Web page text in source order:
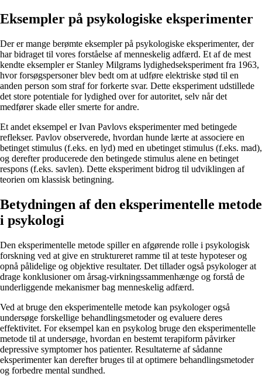
Eksempler på psykologiske eksperimenter
Der er mange berømte eksempler på psykologiske eksperimenter, der
har bidraget til vores forståelse af menneskelig adfærd. Et af de mest
kendte eksempler er Stanley Milgrams lydighedseksperiment fra 1963,
hvor forsøgspersoner blev bedt om at udføre elektriske stød til en
anden person som straf for forkerte svar. Dette eksperiment udstillede
det store potentiale for lydighed over for autoritet, selv når det
medfører skade eller smerte for andre.
Et andet eksempel er Ivan Pavlovs eksperimenter med betingede
reflekser. Pavlov observerede, hvordan hunde lærte at associere en
betinget stimulus (f.eks. en lyd) med en ubetinget stimulus (f.eks. mad),
og derefter producerede den betingede stimulus alene en betinget
respons (f.eks. savlen). Dette eksperiment bidrog til udviklingen af
teorien om klassisk betingning.
Betydningen af den eksperimentelle metode
i psykologi
Den eksperimentelle metode spiller en afgørende rolle i psykologisk
forskning ved at give en struktureret ramme til at teste hypoteser og
opnå pålidelige og objektive resultater. Det tillader også psykologer at
drage konklusioner om årsag-virkningssammenhænge og forstå de
underliggende mekanismer bag menneskelig adfærd.
Ved at bruge den eksperimentelle metode kan psykologer også
undersøge forskellige behandlingsmetoder og evaluere deres
effektivitet. For eksempel kan en psykolog bruge den eksperimentelle
metode til at undersøge, hvordan en bestemt terapiform påvirker
depressive symptomer hos patienter. Resultaterne af sådanne
eksperimenter kan derefter bruges til at optimere behandlingsmetoder
og forbedre mental sundhed.